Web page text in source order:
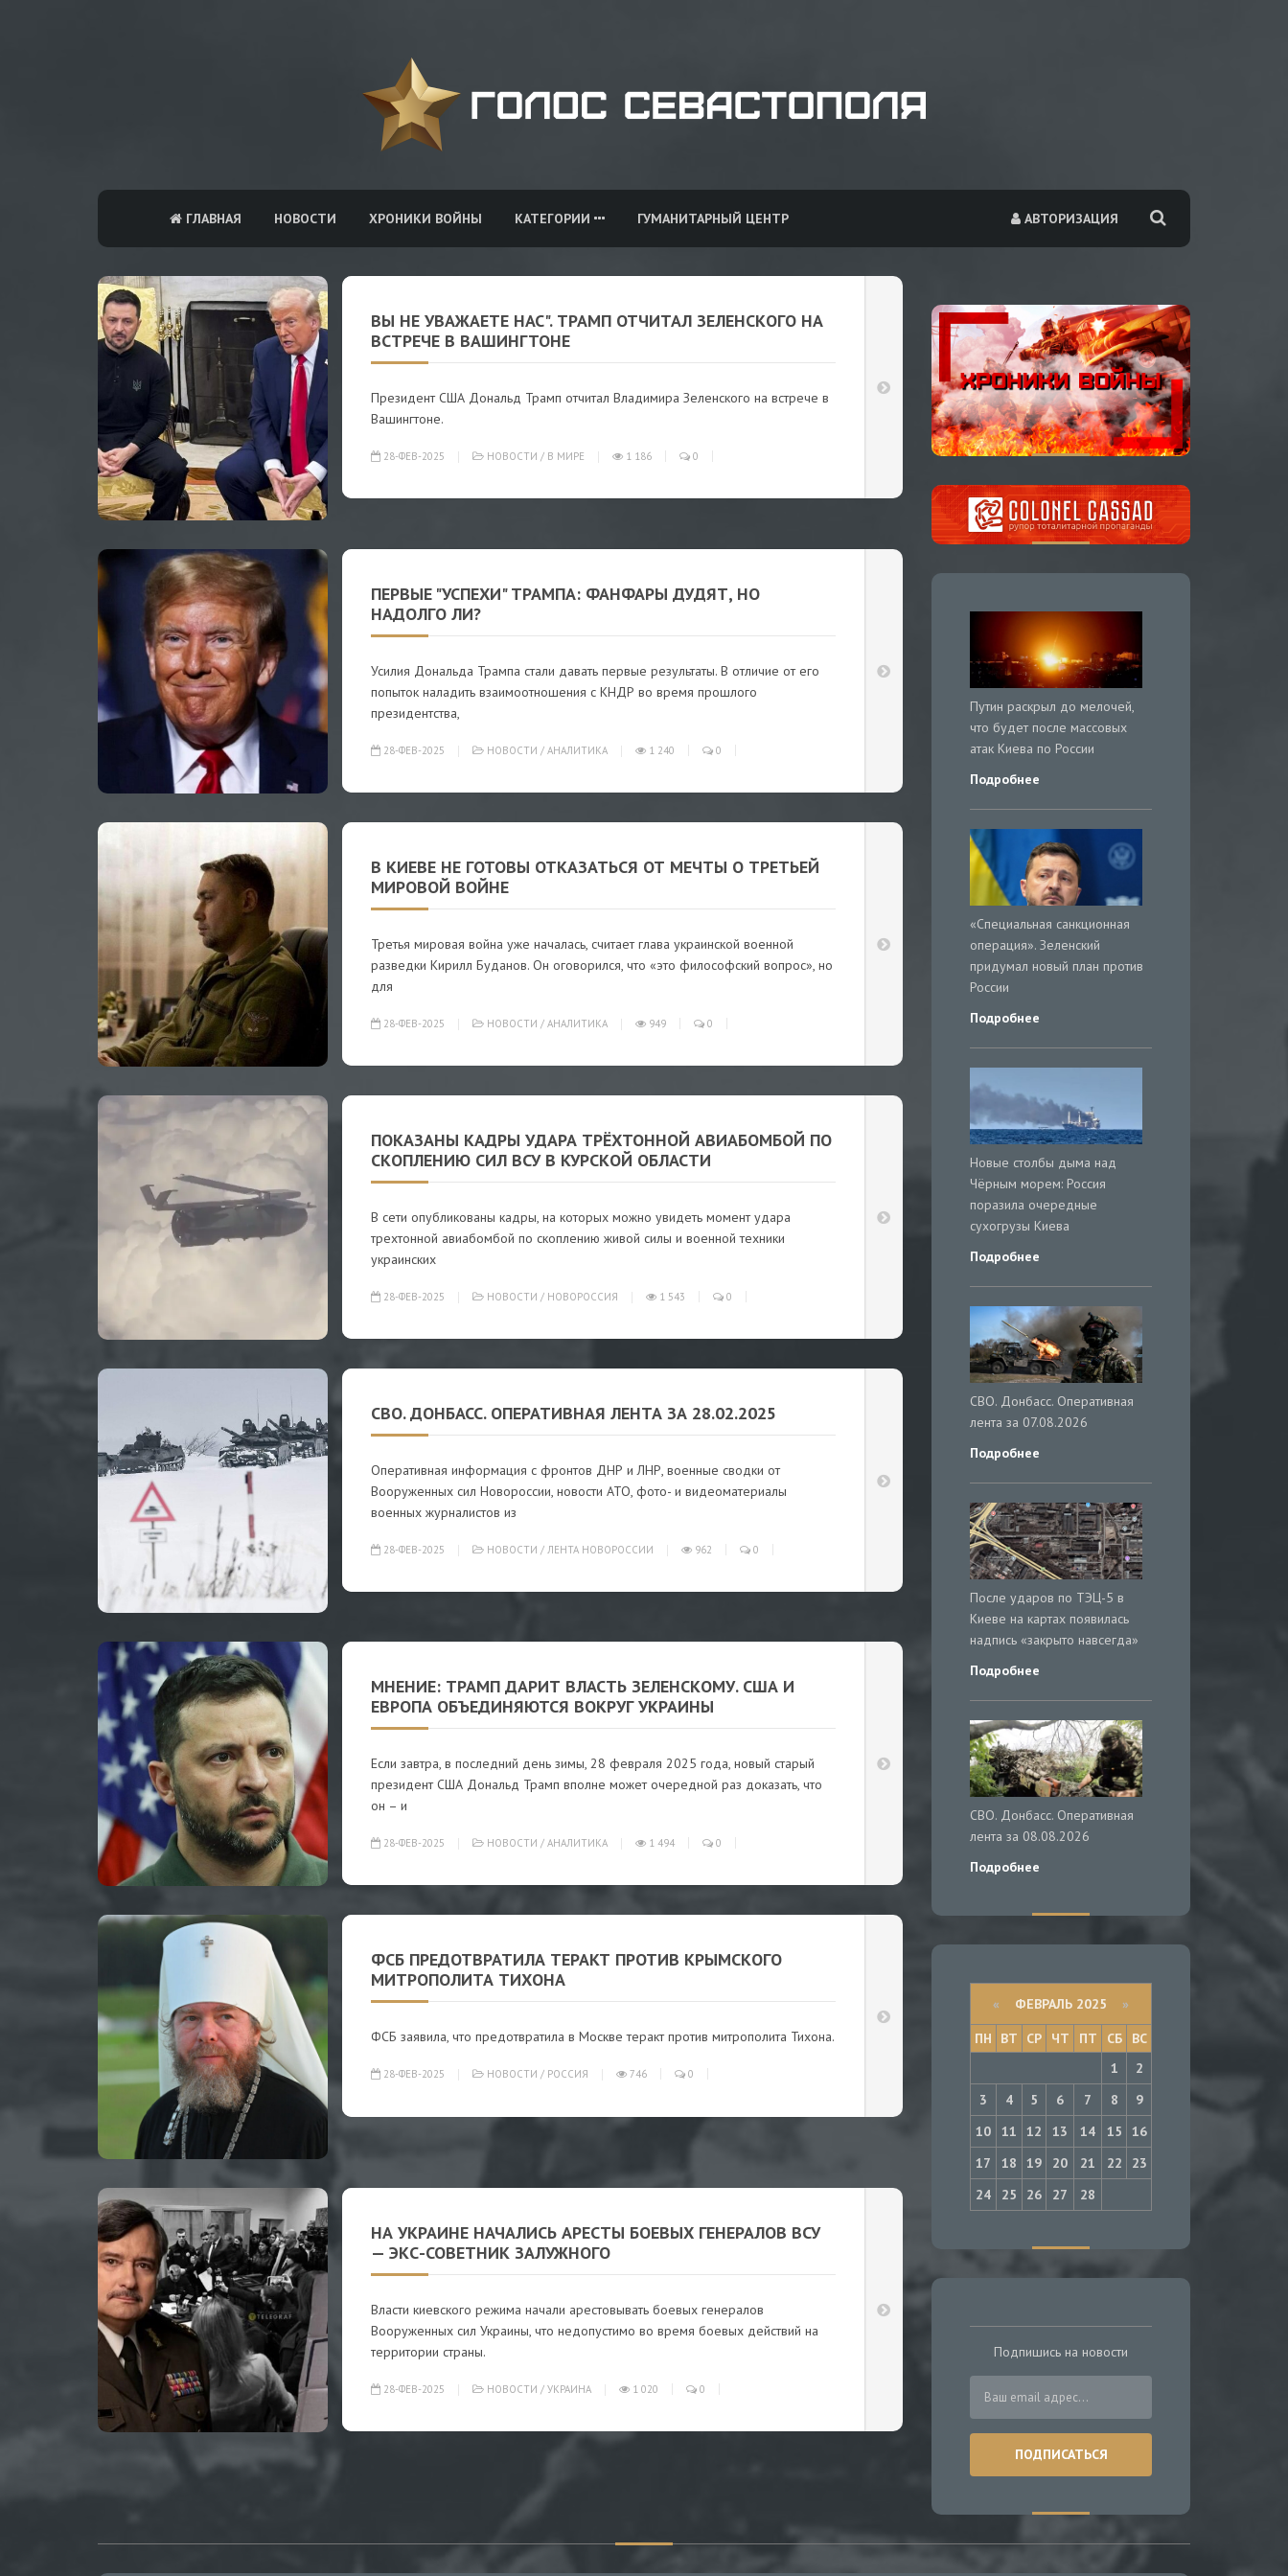
АВТОРИЗАЦИЯ
ГЛАВНАЯ НОВОСТИ ХРОНИКИ ВОЙНЫ КАТЕГОРИИ ГУМАНИТАРНЫЙ ЦЕНТР
ВЫ НЕ УВАЖАЕТЕ НАС". ТРАМП ОТЧИТАЛ ЗЕЛЕНСКОГО НА
ВСТРЕЧЕ В ВАШИНГТОНЕ
Президент США Дональд Трамп отчитал Владимира Зеленского на встрече в
Вашингтоне.
28-ФЕВ-2025 НОВОСТИ / В МИРЕ 1 186 0
ПЕРВЫЕ "УСПЕХИ" ТРАМПА: ФАНФАРЫ ДУДЯТ, НО
НАДОЛГО ЛИ?
Усилия Дональда Трампа стали давать первые результаты. В отличие от его
попыток наладить взаимоотношения с КНДР во время прошлого
президентства,
28-ФЕВ-2025 НОВОСТИ / АНАЛИТИКА 1 240 0
В КИЕВЕ НЕ ГОТОВЫ ОТКАЗАТЬСЯ ОТ МЕЧТЫ О ТРЕТЬЕЙ
МИРОВОЙ ВОЙНЕ
Третья мировая война уже началась, считает глава украинской военной
разведки Кирилл Буданов. Он оговорился, что «это философский вопрос», но
для
28-ФЕВ-2025 НОВОСТИ / АНАЛИТИКА 949 0
ПОКАЗАНЫ КАДРЫ УДАРА ТРЁХТОННОЙ АВИАБОМБОЙ ПО
СКОПЛЕНИЮ СИЛ ВСУ В КУРСКОЙ ОБЛАСТИ
В сети опубликованы кадры, на которых можно увидеть момент удара
трехтонной авиабомбой по скоплению живой силы и военной техники
украинских
28-ФЕВ-2025 НОВОСТИ / НОВОРОССИЯ 1 543 0
СВО. ДОНБАСС. ОПЕРАТИВНАЯ ЛЕНТА ЗА 28.02.2025
Оперативная информация с фронтов ДНР и ЛНР, военные сводки от
Вооруженных сил Новороссии, новости АТО, фото- и видеоматериалы
военных журналистов из
28-ФЕВ-2025 НОВОСТИ / ЛЕНТА НОВОРОССИИ 962 0
МНЕНИЕ: ТРАМП ДАРИТ ВЛАСТЬ ЗЕЛЕНСКОМУ. США И
ЕВРОПА ОБЪЕДИНЯЮТСЯ ВОКРУГ УКРАИНЫ
Если завтра, в последний день зимы, 28 февраля 2025 года, новый старый
президент США Дональд Трамп вполне может очередной раз доказать, что
он – и
28-ФЕВ-2025 НОВОСТИ / АНАЛИТИКА 1 494 0
ФСБ ПРЕДОТВРАТИЛА ТЕРАКТ ПРОТИВ КРЫМСКОГО
МИТРОПОЛИТА ТИХОНА
ФСБ заявила, что предотвратила в Москве теракт против митрополита Тихона.
28-ФЕВ-2025 НОВОСТИ / РОССИЯ 746 0
НА УКРАИНЕ НАЧАЛИСЬ АРЕСТЫ БОЕВЫХ ГЕНЕРАЛОВ ВСУ
— ЭКС-СОВЕТНИК ЗАЛУЖНОГО
Власти киевского режима начали арестовывать боевых генералов
Вооруженных сил Украины, что недопустимо во время боевых действий на
территории страны.
28-ФЕВ-2025 НОВОСТИ / УКРАИНА 1 020 0
Путин раскрыл до мелочей,
что будет после массовых
атак Киева по России
Подробнее
«Специальная санкционная
операция». Зеленский
придумал новый план против
России
Подробнее
Новые столбы дыма над
Чёрным морем: Россия
поразила очередные
сухогрузы Киева
Подробнее
СВО. Донбасс. Оперативная
лента за 07.08.2026
Подробнее
После ударов по ТЭЦ-5 в
Киеве на картах появилась
надпись «закрыто навсегда»
Подробнее
СВО. Донбасс. Оперативная
лента за 08.08.2026
Подробнее
« ФЕВРАЛЬ 2025 »
ПН
ВТ СР ЧТ ПТ СБ
ВС
1
2
3
4 5 6 7 8
9
10
11 12 13 14 15
16
17
18 19 20 21 22
23
24
25 26 27 28
Подпишись на новости